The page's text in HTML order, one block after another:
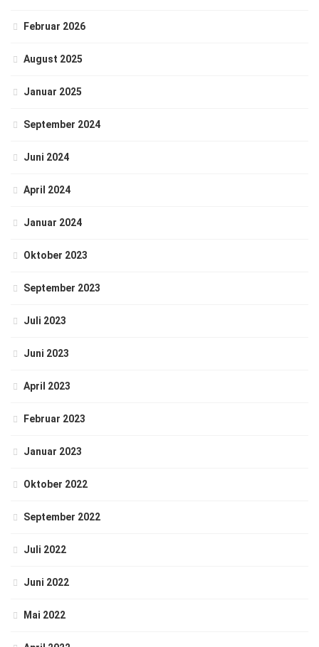
Februar 2026
August 2025
Januar 2025
September 2024
Juni 2024
April 2024
Januar 2024
Oktober 2023
September 2023
Juli 2023
Juni 2023
April 2023
Februar 2023
Januar 2023
Oktober 2022
September 2022
Juli 2022
Juni 2022
Mai 2022